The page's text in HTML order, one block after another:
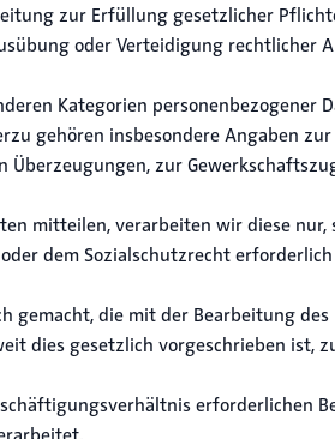
zur Erfüllung gesetzlicher
oder Verteidigung
Kategorien personenbezogener
gehören insbesondere Angaben
zur
mitteilen, verarbeiten wir diese
dem Sozialschutzrecht
gemacht, die mit der Bearbeitung
dies gesetzlich vorgeschrieben ist,
erforderlichen